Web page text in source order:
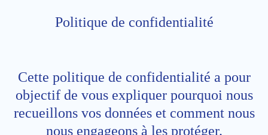
Politique de confidentialité
Cette politique de confidentialité a pour
objectif de vous expliquer pourquoi nous
recueillons vos données et comment nous
nous engageons à les protéger.